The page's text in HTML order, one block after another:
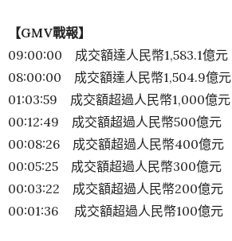
【GMV戰報】
09:00:00 成交額達人民幣1,583.1億元
08:00:00 成交額達人民幣1,504.9億元
01:03:59 成交額超過人民幣1,000億元
00:12:49 成交額超過人民幣500億元
00:08:26 成交額超過人民幣400億元
00:05:25 成交額超過人民幣300億元
00:03:22 成交額超過人民幣200億元
00:01:36 成交額超過人民幣100億元